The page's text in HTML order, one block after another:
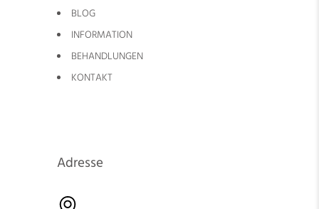
BLOG
INFORMATION
BEHANDLUNGEN
KONTAKT
Adresse